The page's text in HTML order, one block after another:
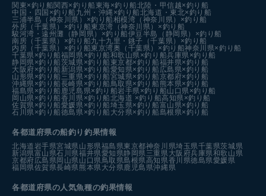
関東×釣り船関西×釣り船 東海×釣り船北陸・甲信越×釣り船
中国・四国×釣り船 九州・沖縄×釣り船北海道・東北×釣り船
三浦半島（神奈川県）×釣り船相模湾（神奈川県）×釣り船
外房（千葉県）×釣り船東京湾（神奈川県）×釣り船
駿河湾・遠州灘（静岡県）×釣り船伊豆半島（静岡県）×釣り船
南房（千葉県）×釣り船九十九里・銚子（千葉県）×釣り船
内房（千葉県）×釣り船東京湾奥（千葉県）×釣り船神奈川県×釣り船
千葉県×釣り船福岡県×釣り船和歌山県×釣り船兵庫県×釣り船
静岡県×釣り船茨城県×釣り船 東京都×釣り船福井県×釣り船
大阪府×釣り船 新潟県×釣り船愛知県×釣り船 広島県×釣り船
山形県×釣り船 三重県×釣り船宮城県×釣り船京都府×釣り船
沖縄県×釣り船長崎県×釣り船 鳥取県×釣り船 熊本県×釣り船
福島県×釣り船 鹿児島県×釣り船岩手県×釣り船山口県×釣り船
岡山県×釣り船香川県×釣り船北海道 ×釣り船高知県×釣り船
佐賀県×釣り船愛媛県×釣り船埼玉県×釣り船富山県×釣り船
石川県×釣り船徳島県×釣り船 大分県×釣り船島根県×釣り船
各都道府県の船釣り釣果情報
北海道 岩手県宮城県 山形県福島県東京都神奈川県埼玉県千葉県茨城県
新潟県富山県石川県福井県愛知県静岡県 三重県 大阪府兵庫県和歌山県
京都府広島県岡山県 山口県 鳥取県島根県高知県香川県徳島県愛媛県
福岡県佐賀県長崎県 熊本県 大分県 鹿児島県沖縄県
各都道府県の人気魚種の釣果情報